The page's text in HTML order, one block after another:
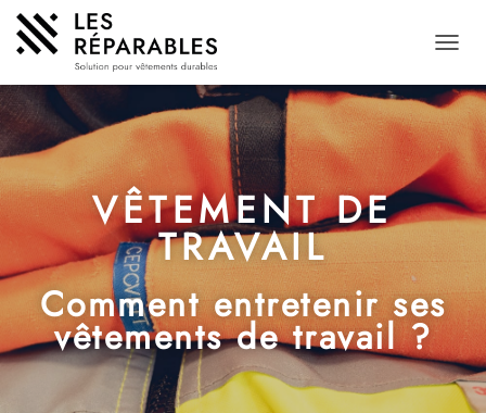
P
L
I
R
L
A
T
I
VÊTEMENT DE
TRAVAIL
Comment entretenir ses
vêtements de travail ?